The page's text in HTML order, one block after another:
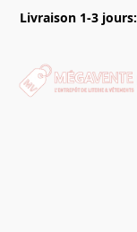
Livraison 1-3